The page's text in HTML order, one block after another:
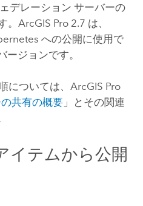
デレーション サーバーの
。 ArcGIS Pro2.7 は、
への公開に使用で
ージョンです。
については、 ArcGIS Pro
共有の概要」とその関連
イテムから公開